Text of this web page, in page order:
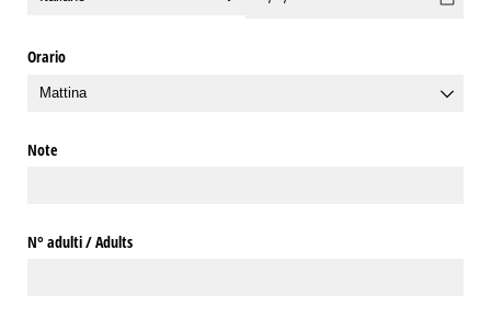
Orario
Note
N° adulti /​ Adults